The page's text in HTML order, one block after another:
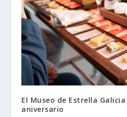
El Museo de Estrella
aniversario